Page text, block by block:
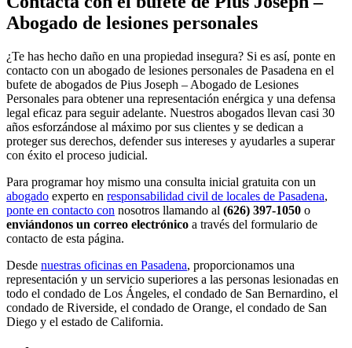
Abogado de lesiones personales
¿Te has hecho daño en una propiedad insegura? Si es así, ponte en
contacto con un abogado de lesiones personales de Pasadena en el
bufete de abogados de Pius Joseph – Abogado de Lesiones
Personales para obtener una representación enérgica y una defensa
legal eficaz para seguir adelante. Nuestros abogados llevan casi 30
años esforzándose al máximo por sus clientes y se dedican a
proteger sus derechos, defender sus intereses y ayudarles a superar
con éxito el proceso judicial.
Para programar hoy mismo una consulta inicial gratuita con un
abogado experto en responsabilidad civil de locales de Pasadena,
ponte en contacto con nosotros llamando al (626) 397-1050 o
enviándonos un correo electrónico a través del formulario de
contacto de esta página.
Desde nuestras oficinas en Pasadena, proporcionamos una
representación y un servicio superiores a las personas lesionadas en
todo el condado de Los Ángeles, el condado de San Bernardino, el
condado de Riverside, el condado de Orange, el condado de San
Diego y el estado de California.